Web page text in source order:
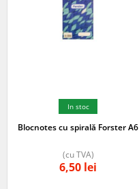
In stoc
Blocnotes cu spirală Forster A6
6,50 lei
(cu TVA)